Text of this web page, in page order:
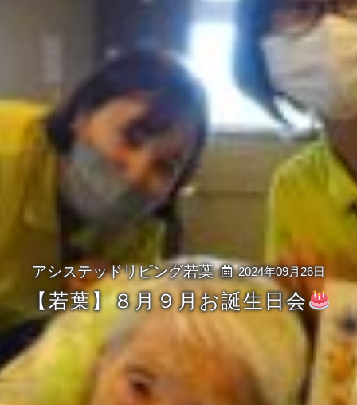
2024年09月26日
【若葉】８月９月お誕生日会